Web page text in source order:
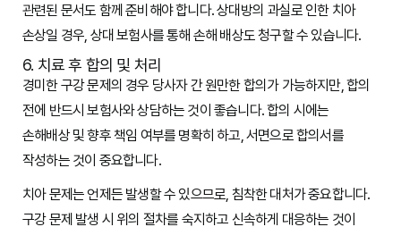
관련된 문서도 함께 준비해야 합니다. 상대방의 과실로 인한 치아
손상일 경우, 상대 보험사를 통해 손해 배상도 청구할 수 있습니다.
6. 치료 후 합의 및 처리
경미한 구강 문제의 경우 당사자 간 원만한 합의가 가능하지만, 합의
전에 반드시 보험사와 상담하는 것이 좋습니다. 합의 시에는
손해배상 및 향후 책임 여부를 명확히 하고, 서면으로 합의서를
작성하는 것이 중요합니다.
치아 문제는 언제든 발생할 수 있으므로, 침착한 대처가 중요합니다.
구강 문제 발생 시 위의 절차를 숙지하고 신속하게 대응하는 것이